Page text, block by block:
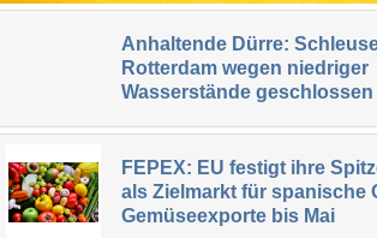
Anhaltende Dürre:
Rotterdam wegen niedriger
Wasserstände geschlossen
FEPEX: EU festigt ihre
als Zielmarkt für spanische
Gemüseexporte bis Mai